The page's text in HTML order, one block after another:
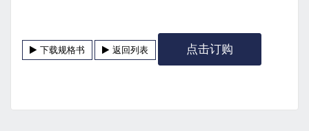
下载规格书 返回列表 点击订购